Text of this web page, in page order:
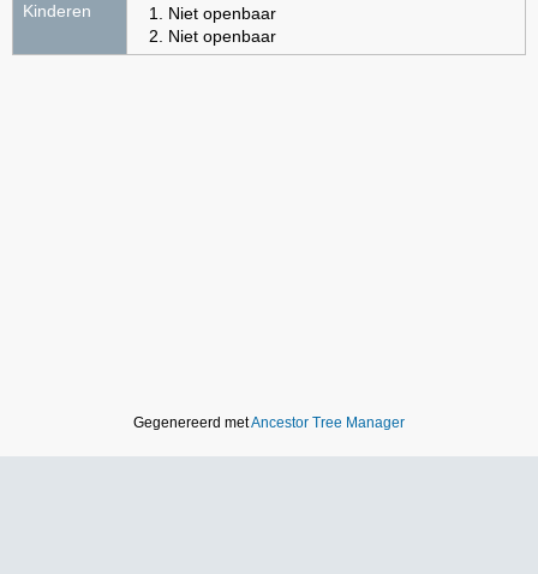
Kinderen
Niet openbaar
Niet openbaar
Gegenereerd metAncestor Tree Manager